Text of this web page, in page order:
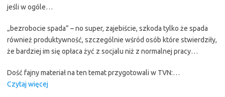
jeśli w ogóle…
„bezrobocie spada” – no super, zajebiście, szkoda tylko że spada
również produktywność, szczególnie wśród osób które stwierdziły,
że bardziej im się opłaca żyć z socjalu niż z normalnej pracy…
Dość fajny materiał na ten temat przygotowali w TVN:…
Czytaj więcej